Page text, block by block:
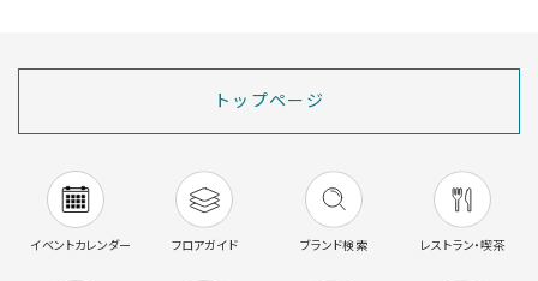
トップページ
イベントカレンダー フロアガイド ブランド検索 レストラン・喫茶